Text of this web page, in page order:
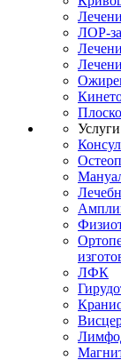
ЛОР-
Услуги
ЛФК